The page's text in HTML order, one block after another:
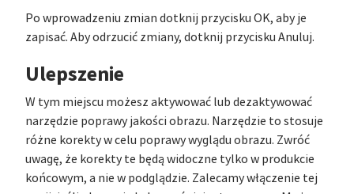
Po wprowadzeniu zmian dotknij przycisku OK, aby je
zapisać. Aby odrzucić zmiany, dotknij przycisku Anuluj.
Ulepszenie
W tym miejscu możesz aktywować lub dezaktywować
narzędzie poprawy jakości obrazu. Narzędzie to stosuje
różne korekty w celu poprawy wyglądu obrazu. Zwróć
uwagę, że korekty te będą widoczne tylko w produkcie
końcowym, a nie w podglądzie. Zalecamy włączenie tej